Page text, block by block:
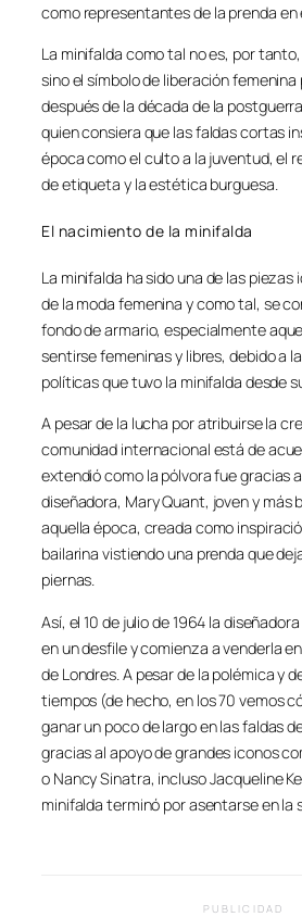
como representantes de la prenda en
La minifalda como tal no es, por
sino el símbolo de liberación femenina
después de la década de la
quien consiera que las faldas cortas
época como el culto a la juventud, el
de etiqueta y la estética burguesa.
El nacimiento de la minifalda
La minifalda ha sido una de las
de la moda femenina y como tal, se
fondo de armario, especialmente
sentirse femeninas y libres, debido a
políticas que tuvo la minifalda desde
A pesar de la lucha por atribuirse la
comunidad internacional está de
extendió como la pólvora fue gracias
diseñadora, Mary Quant, joven y más
aquella época, creada como
bailarina vistiendo una prenda que
piernas.
Así, el 10 de julio de 1964 la
en un desfile y comienza a venderla
de Londres. A pesar de la polémica y
tiempos (de hecho, en los 70 vemos
ganar un poco de largo en las faldas
gracias al apoyo de grandes iconos
o Nancy Sinatra, incluso Jacqueline
minifalda terminó por asentarse en la
PUBLICIDAD